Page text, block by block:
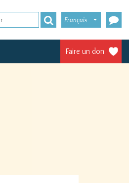
Français
Faire un don